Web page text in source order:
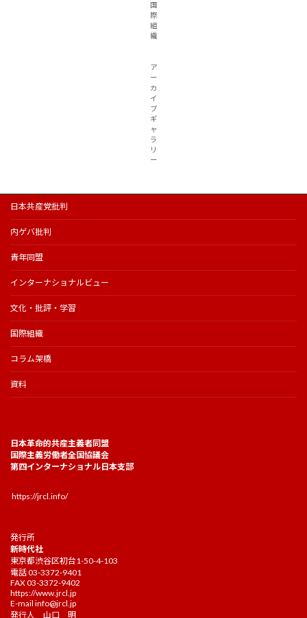
国
際
組
織
ア
ー
カ
イ
ブ
ギ
ャ
ラ
リ
ー
日本共産党批判
内ゲバ批判
青年同盟
インターナショナルビュー
文化・批評・学習
国際組織
コラム架橋
資料
日本革命的共産主義者同盟
国際主義労働者全国協議会
第四インターナショナル日本支部
https://jrcl.info/
発行所
新時代社
東京都渋谷区初台1-50-4-103
電話 03-3372-9401
FAX 03-3372-9402
https://www.jrcl.jp
E-mail info@jrcl.jp
発行人 山口 明